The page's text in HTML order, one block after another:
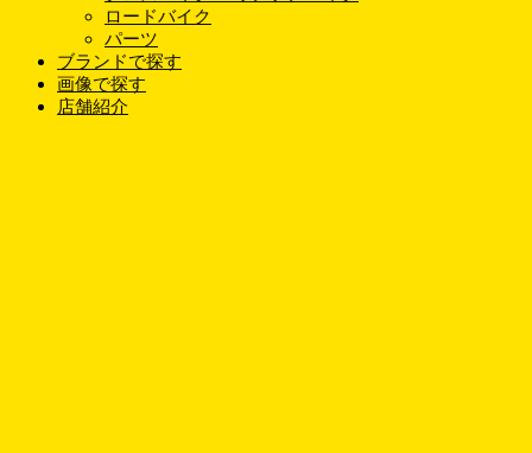
ロードバイク
パーツ
ブランドで探す
画像で探す
店舗紹介